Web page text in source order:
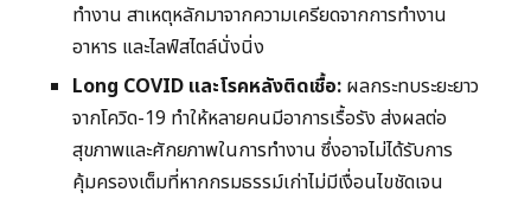
ทำงาน สาเหตุหลักมาจากความเครียดจากการทำงาน
อาหาร และไลฟ์สไตล์นั่งนิ่ง
Long COVID และโรคหลังติดเชื้อ: ผลกระทบระยะยาว
จากโควิด-19 ทำให้หลายคนมีอาการเรื้อรัง ส่งผลต่อ
สุขภาพและศักยภาพในการทำงาน ซึ่งอาจไม่ได้รับการ
คุ้มครองเต็มที่หากกรมธรรม์เก่าไม่มีเงื่อนไขชัดเจน